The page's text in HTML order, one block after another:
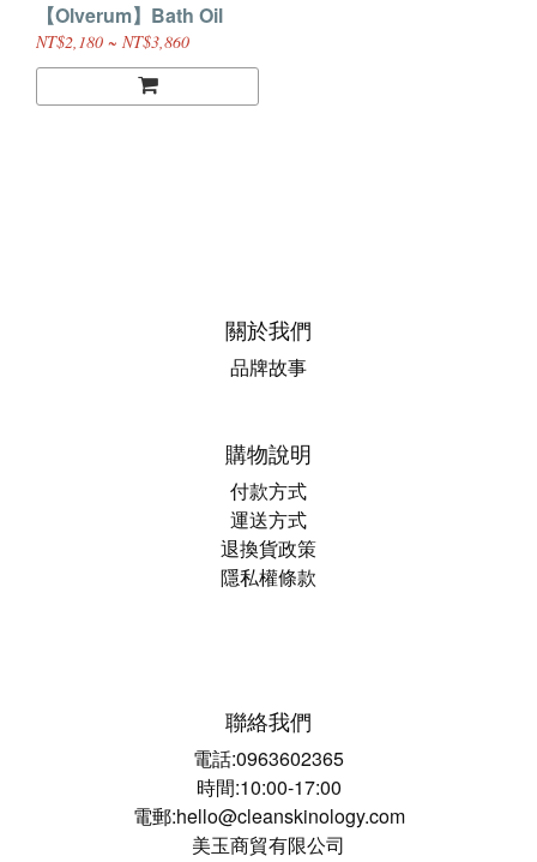
【Olverum】Bath Oil
NT$2,180 ~ NT$3,860
關於我們
品牌故事
購物說明
付款方式
運送方式
退換貨政策
隱私權條款
聯絡我們
電話:0963602365
時間:10:00-17:00
電郵:hello@cleanskinology.com
美玉商貿有限公司